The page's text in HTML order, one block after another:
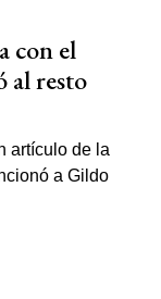
con el
al resto